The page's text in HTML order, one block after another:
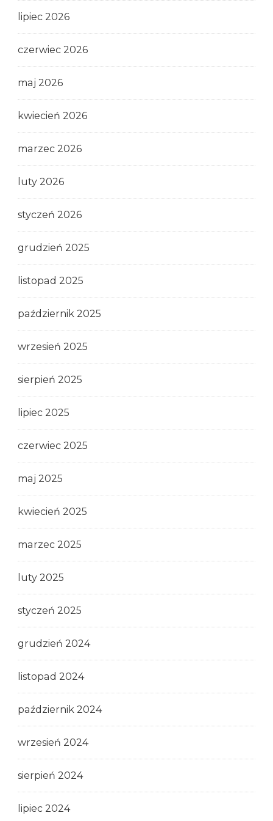
lipiec 2026
czerwiec 2026
maj 2026
kwiecień 2026
marzec 2026
luty 2026
styczeń 2026
grudzień 2025
listopad 2025
październik 2025
wrzesień 2025
sierpień 2025
lipiec 2025
czerwiec 2025
maj 2025
kwiecień 2025
marzec 2025
luty 2025
styczeń 2025
grudzień 2024
listopad 2024
październik 2024
wrzesień 2024
sierpień 2024
lipiec 2024